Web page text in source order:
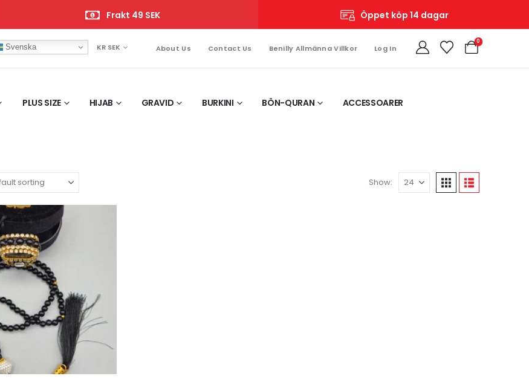
Frakt 49 SEK Öppet köp 14 dagar
Svenska KR SEK About Us Contact Us Benilly Allmänna Villkor Log In
0
PLUS SIZE HIJAB GRAVID BURKINI BÖN-QURAN ACCESSOARER
Show: